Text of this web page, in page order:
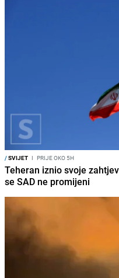
/SVIJET I PRIJE OKO 5H
Teheran iznio svoje
se SAD ne promijeni